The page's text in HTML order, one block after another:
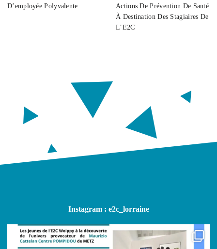
D’employée Polyvalente
Actions De Prévention De Santé
À Destination Des Stagiaires De
L’E2C
Instagram : e2c_lorraine